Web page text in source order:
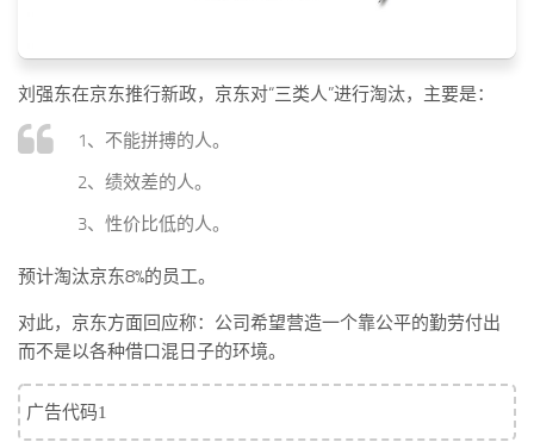
刘强东在京东推行新政，京东对“三类人”进行淘汰，主要是：
1、不能拼搏的人。
2、绩效差的人。
3、性价比低的人。
预计淘汰京东8%的员工。
对此，京东方面回应称：公司希望营造一个靠公平的勤劳付出
而不是以各种借口混日子的环境。
广告代码1